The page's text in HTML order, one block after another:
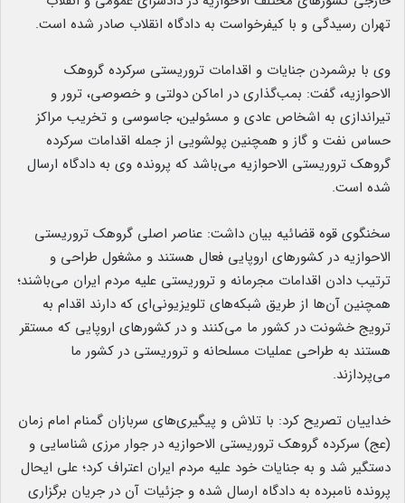
تهران رسیدگی و با کیفرخواست به دادگاه انقلاب صادر شده است.
وی با برشمردن جنایات و اقدامات تروریستی سرکرده گروهک
الاحوازیه، گفت: بمب‌گذاری در اماکن دولتی و خصوصی، ترور و
تیراندازی به اشخاص عادی و مسئولین، جاسوسی و تخریب مراکز
حساس نفت و گاز و همچنین پولشویی از جمله اقدامات سرکرده
گروهک تروریستی الاحوازیه می‌باشد که پرونده وی به دادگاه ارسال
شده است.
سخنگوی قوه قضائیه بیان داشت: عناصر اصلی گروهک تروریستی
الاحوازیه در کشور‌های اروپایی فعال هستند و مشغول طراحی و
ترتیب دادن اقدامات مجرمانه و تروریستی علیه مردم ایران می‌باشند؛
همچنین آن‌ها از طریق شبکه‌های تلویزیونی‌ای که دارند اقدام به
ترویج خشونت در کشور ما می‌کنند و در کشور‌های اروپایی که مستقر
هستند به طراحی عملیات مسلحانه و تروریستی در کشور ما
می‌پردازند.
خداییان تصریح کرد: با تلاش و پیگیری‌های سربازان گمنام امام زمان
(عج) سرکرده گروهک تروریستی الاحوازیه در جوار مرزی شناسایی و
دستگیر شد و به جنایات خود علیه مردم ایران اعتراف کرد؛ علی ایحال
پرونده نامبرده به دادگاه ارسال شده و جزئیات آن در جریان برگزاری